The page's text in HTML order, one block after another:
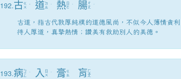
192.古 ㄍ
ㄨ
ˇ 道 ㄉ
ㄠ
ˋ 熱 ㄖ
ㄜ
ˋ 腸 ㄔ
ㄤ
ˊ
古道，指古代敦厚純樸的道德風尚，不似今人薄情貪
待人厚道，真摯熱情；讚美有救助別人的美德。
193.病ㄅ
ㄧ
ㄥ
ˋ 入 ㄖ
ㄨ
ˋ 膏 ㄍ
ㄠ
肓 ㄏ
ㄨ
ㄤ